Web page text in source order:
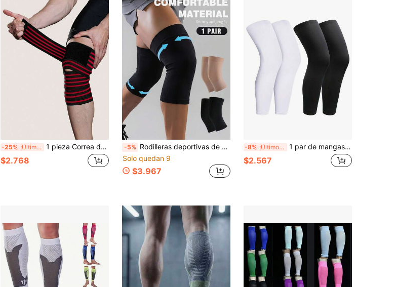
-25% ¡Últimos 2 días 1 pieza Correa de rodilla de compresión en espiral con alta elasticidad, para fitness, levantamiento de pesas, senderismo, correr, ciclismo, soporte de rodilla deportivo transpirable, accesorios de gimnasio, rodilleras deportivas, rodilleras de gimnasio
$2.768
-5% Rodilleras deportivas de compresión de unicolor unisex, soporte de rodilla transpirable para correr, sentadillas, manga de protección de rodilla
Solo quedan 9
$3.967
-8% ¡Últimos 3 días 1 par de mangas de compresión para pierna completa, mangas de rodilla de compresión larga adecuadas para hombres y mujeres para correr, baloncesto, fútbol (blanco y negro), pesca
$2.567